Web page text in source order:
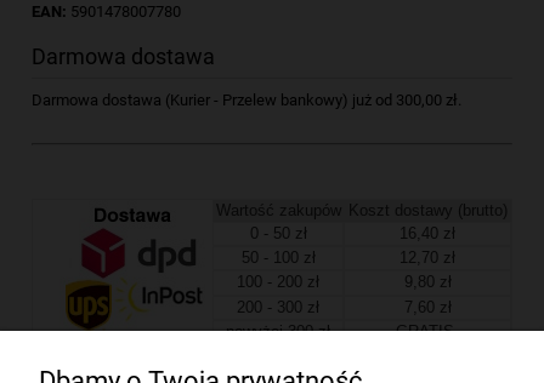
EAN: 5901478007780
Darmowa dostawa
Darmowa dostawa (Kurier - Przelew bankowy) już od 300,00 zł.
Wartość zakupów
Koszt dostawy (brutto)
0 - 50 zł
16,40 zł
50 - 100 zł
12,70 zł
100 - 200 zł
9,80 zł
200 - 300 zł
7,60 zł
powyżej 300 zł
GRATIS